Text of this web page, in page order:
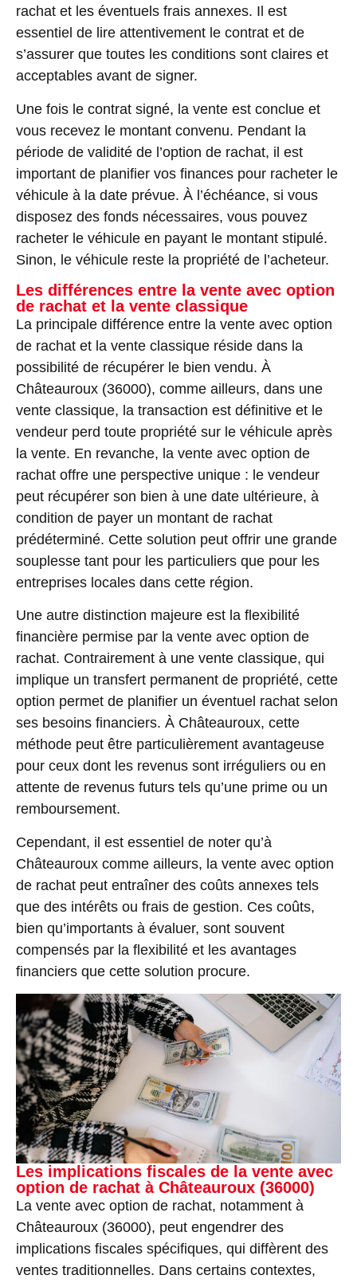
rachat et les éventuels frais annexes. Il est
essentiel de lire attentivement le contrat et de
s’assurer que toutes les conditions sont claires et
acceptables avant de signer.
Une fois le contrat signé, la vente est conclue et
vous recevez le montant convenu. Pendant la
période de validité de l’option de rachat, il est
important de planifier vos finances pour racheter le
véhicule à la date prévue. À l’échéance, si vous
disposez des fonds nécessaires, vous pouvez
racheter le véhicule en payant le montant stipulé.
Sinon, le véhicule reste la propriété de l’acheteur.
Les différences entre la vente avec option
de rachat et la vente classique
La principale différence entre la vente avec option
de rachat et la vente classique réside dans la
possibilité de récupérer le bien vendu. À
Châteauroux (36000), comme ailleurs, dans une
vente classique, la transaction est définitive et le
vendeur perd toute propriété sur le véhicule après
la vente. En revanche, la vente avec option de
rachat offre une perspective unique : le vendeur
peut récupérer son bien à une date ultérieure, à
condition de payer un montant de rachat
prédéterminé. Cette solution peut offrir une grande
souplesse tant pour les particuliers que pour les
entreprises locales dans cette région.
Une autre distinction majeure est la flexibilité
financière permise par la vente avec option de
rachat. Contrairement à une vente classique, qui
implique un transfert permanent de propriété, cette
option permet de planifier un éventuel rachat selon
ses besoins financiers. À Châteauroux, cette
méthode peut être particulièrement avantageuse
pour ceux dont les revenus sont irréguliers ou en
attente de revenus futurs tels qu’une prime ou un
remboursement.
Cependant, il est essentiel de noter qu’à
Châteauroux comme ailleurs, la vente avec option
de rachat peut entraîner des coûts annexes tels
que des intérêts ou frais de gestion. Ces coûts,
bien qu’importants à évaluer, sont souvent
compensés par la flexibilité et les avantages
financiers que cette solution procure.
Les implications fiscales de la vente avec
option de rachat à Châteauroux (36000)
La vente avec option de rachat, notamment à
Châteauroux (36000), peut engendrer des
implications fiscales spécifiques, qui diffèrent des
ventes traditionnelles. Dans certains contextes,